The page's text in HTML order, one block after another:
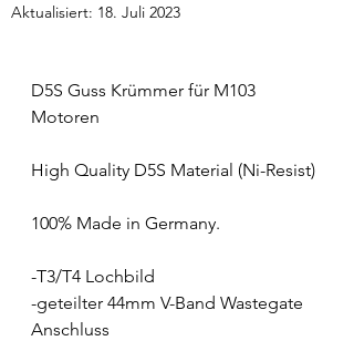
Aktualisiert: 18. Juli 2023
D5S Guss Krümmer für M103
Motoren
High Quality D5S Material (Ni-Resist)
100% Made in Germany.
-T3/T4 Lochbild
-geteilter 44mm V-Band Wastegate
Anschluss